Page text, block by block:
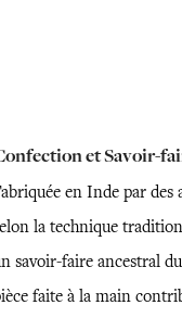
et Savoir-
en Inde par des
la technique
savoir-faire ancestral
faite à la main